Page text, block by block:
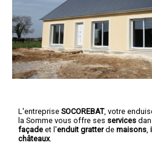
L'entreprise SOCOREBAT, votre
la Somme vous offre ses services
façade et l'enduit gratterde maisons
châteaux.